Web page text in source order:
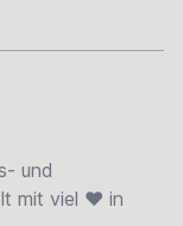
und
mit viel ❤ in